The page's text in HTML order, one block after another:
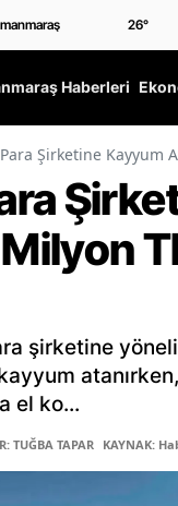
26°
Haberleri
Şirketine Kayyum
şirketine
el ko...
TUĞBA TAPAR KAYNAK: